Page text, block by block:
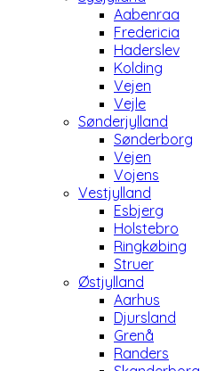
Aabenraa
Fredericia
Haderslev
Kolding
Vejen
Vejle
Sønderjylland
Sønderborg
Vejen
Vojens
Vestjylland
Esbjerg
Holstebro
Ringkøbing
Struer
Østjylland
Aarhus
Djursland
Grenå
Randers